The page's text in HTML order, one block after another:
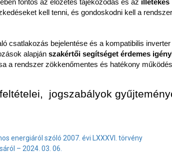
fontos az előzetes tájékozódás és az illetékes
kell tenni, és gondoskodni kell a
csatlakozás bejelentése és a kompatibilis inverter
alapján szakértői segítséget érdemes
a rendszer zökkenőmentes és hatékony
jogszabályok
energiáról szóló 2007. évi LXXXVI. törvény
– 2024. 03. 06.